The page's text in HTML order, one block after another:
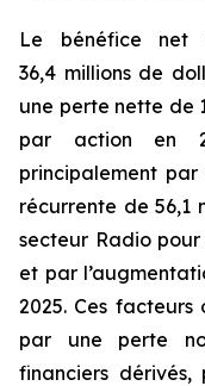
Le bénéfice net
36,4 millions de
une perte nette de
par action en
principalement
récurrente de 56,1
secteur Radio
et par
2025. Ces
par une perte
financiers